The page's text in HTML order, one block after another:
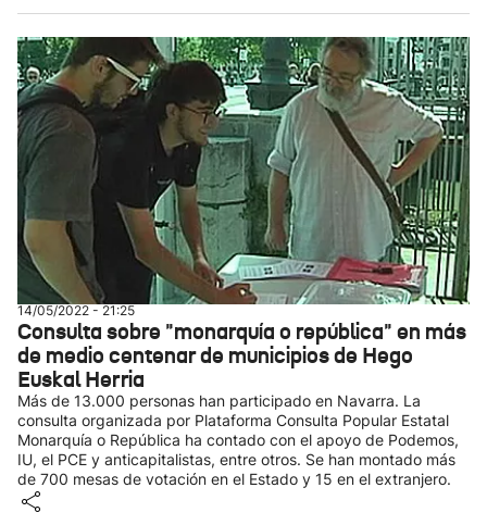
14/05/2022 - 21:25
Consulta sobre "monarquía o república" en más
de medio centenar de municipios de Hego
Euskal Herria
Más de 13.000 personas han participado en Navarra. La
consulta organizada por Plataforma Consulta Popular Estatal
Monarquía o República ha contado con el apoyo de Podemos,
IU, el PCE y anticapitalistas, entre otros. Se han montado más
de 700 mesas de votación en el Estado y 15 en el extranjero.